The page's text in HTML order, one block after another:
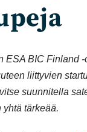
ESA BIC Finland
liittyvien
suunnitella
tärkeää.